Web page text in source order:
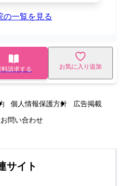
の一覧を見る
料請求する お気に入り追加
個人情報保護方針
広告掲載
お問い合わせ
サイト